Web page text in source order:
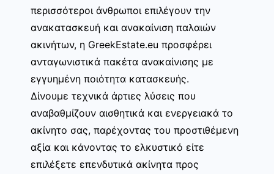
περισσότεροι άνθρωποι επιλέγουν την
ανακατασκευή και ανακαίνιση παλαιών
ακινήτων, η GreekEstate.eu προσφέρει
ανταγωνιστικά πακέτα ανακαίνισης με
εγγυημένη ποιότητα κατασκευής.
Δίνουμε τεχνικά άρτιες λύσεις που
αναβαθμίζουν αισθητικά και ενεργειακά το
ακίνητο σας, παρέχοντας του προστιθέμενη
αξία και κάνοντας το ελκυστικό είτε
επιλέξετε επενδυτικά ακίνητα προς